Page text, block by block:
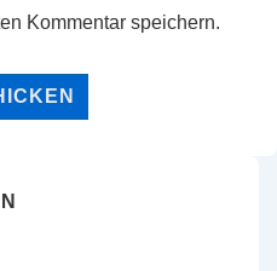
Kommentar speichern.